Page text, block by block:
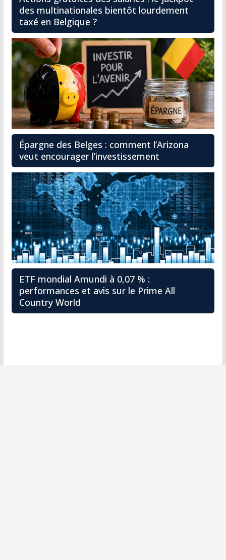
des multinationales bientôt lourdement
taxé en Belgique ?
Épargne des Belges : comment l’Arizona
veut encourager l’investissement
ETF mondial Amundi à 0,07 % :
performances et avis sur le Prime All
Country World